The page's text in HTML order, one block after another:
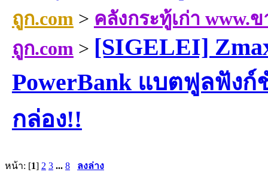
ถูก.com> คลังกระทู้เก่า www.
ถูก.com> [SIGELEI]
PowerBank แบตฟูลฟังก์
กล่อง!!
หน้า: [1] 2 3 ... 8 ลงล่าง